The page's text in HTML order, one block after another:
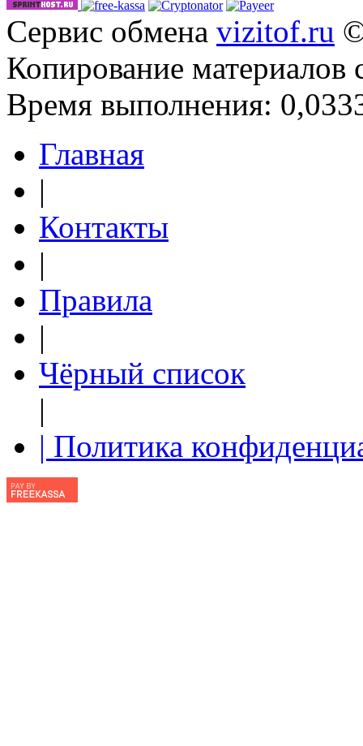
Сервис обмена vizitof.ru
Копирование материалов
Время выполнения:
Главная
|
Контакты
|
Правила
|
Чёрный список
|
| Политика